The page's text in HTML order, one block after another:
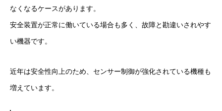
なくなるケースがあります。
安全装置が正常に働いている場合も多く、故障と勘違いされやす
い機器です。
近年は安全性向上のため、センサー制御が強化されている機種も
増えています。